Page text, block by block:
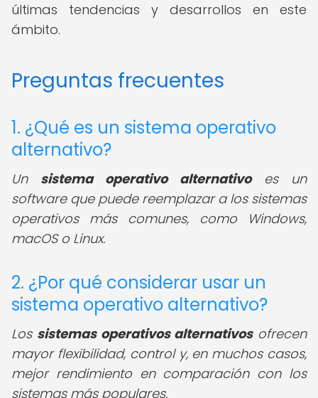
últimas tendencias y desarrollos en este
ámbito.
Preguntas frecuentes
1. ¿Qué es un sistema operativo
alternativo?
Un sistema operativo alternativoes un
software que puede reemplazar a los sistemas
operativos más comunes, como Windows,
macOS o Linux.
2. ¿Por qué considerar usar un
sistema operativo alternativo?
Los sistemas operativos alternativosofrecen
mayor flexibilidad, control y, en muchos casos,
mejor rendimiento en comparación con los
sistemas más populares.